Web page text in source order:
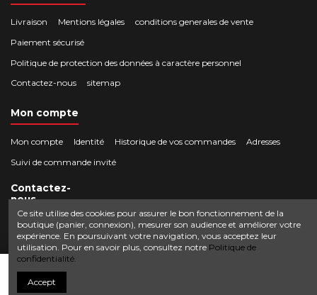
Livraison Mentions légales
conditions generales de vente
Paiement sécurisé
Politique de protection des données à caractère personnel
Contactez-nous
sitemap
Mon compte
Mon compte Identité Historique de vos commandes
Adresses
Suivi de commande invité
Contactez-
nous
Crocbois-motoculture.com
50 route de Villefort 48800 Pied-de-Borne
0624436257
contact@crocbois-motoculture.com
Ce site utilise des cookies pour assurer le bon fonctionnement de la
boutique (panier, connexion), mesurer son audience et améliorer votre
expérience. En poursuivant votre navigation, vous acceptez leur
utilisation. Pour en savoir plus, consultez notre Politique de
confidentialité.
Accept